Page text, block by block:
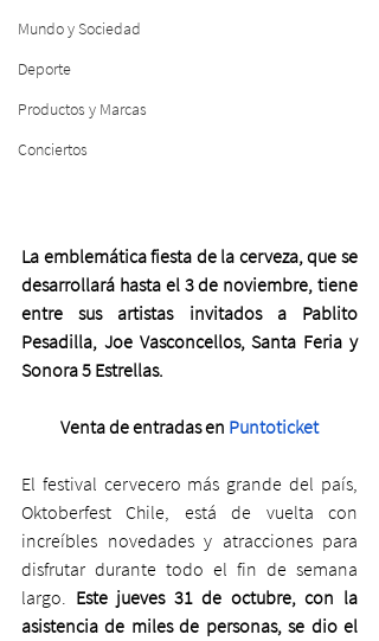
Mundo y Sociedad
Deporte
Productos y Marcas
Conciertos
La emblemática fiesta de la cerveza, que se
desarrollará hasta el 3 de noviembre, tiene
entre sus artistas invitados a Pablito
Pesadilla, Joe Vasconcellos, Santa Feria y
Sonora 5 Estrellas.
Venta de entradas en Puntoticket
El festival cervecero más grande del país,
Oktoberfest Chile, está de vuelta con
increíbles novedades y atracciones para
disfrutar durante todo el fin de semana
largo. Este jueves 31 de octubre, con la
asistencia de miles de personas, se dio el